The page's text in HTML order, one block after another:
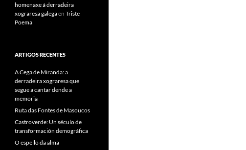
homenaxe á derradeira
xograresa galegaen Triste
Poema
ARTIGOS RECENTES
A Cega de Miranda: a
derradeira xograresa que
segue a cantar dende a
memoria
Ruta das Fontes de Masoucos
Castroverde: Un século de
transformación demográfica
O espello da alma